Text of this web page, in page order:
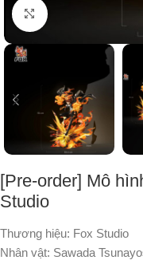
Nhấp để phóng to
[Pre-order] Mô
Studio
Thương hiệu: Fox Studio
Nhân vật: Sawada